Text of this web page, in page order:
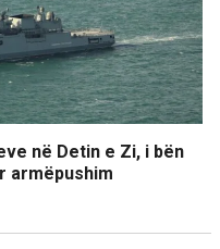
në Detin e Zi, i bën
armëpushim